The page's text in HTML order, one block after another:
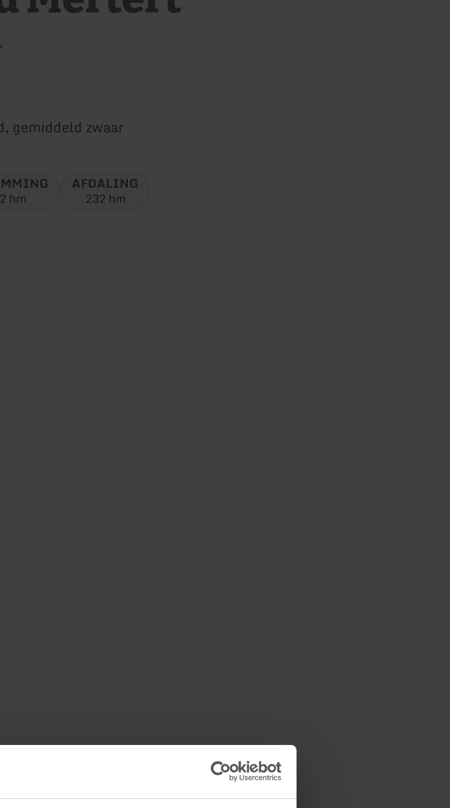
gemiddeld zwaar
hm
AFDALING
232 hm